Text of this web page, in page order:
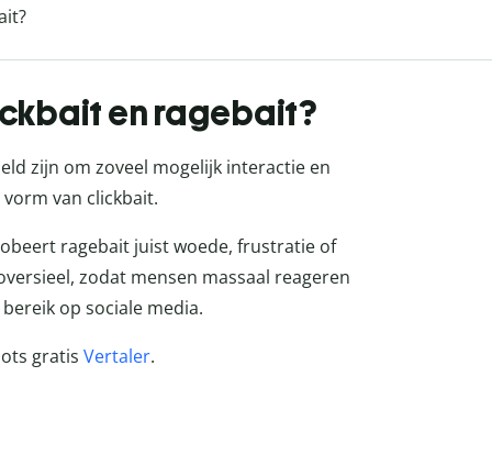
en ragebait?
zijn om zoveel mogelijk interactie en
van clickbait.
ragebait juist woede, frustratie of
zodat mensen massaal reageren
op sociale media.
gratis Vertaler.